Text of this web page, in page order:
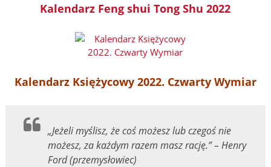
Kalendarz Feng shui Tong Shu 2022
Kalendarz Księżycowy 2022. Czwarty Wymiar
„Jeżeli myślisz, że coś możesz lub czegoś nie
możesz, za każdym razem masz rację.” – Henry
Ford (przemysłowiec)